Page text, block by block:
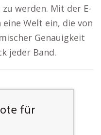
werden. Mit der E-
Welt ein, die von
Genauigkeit
jeder Band.
für